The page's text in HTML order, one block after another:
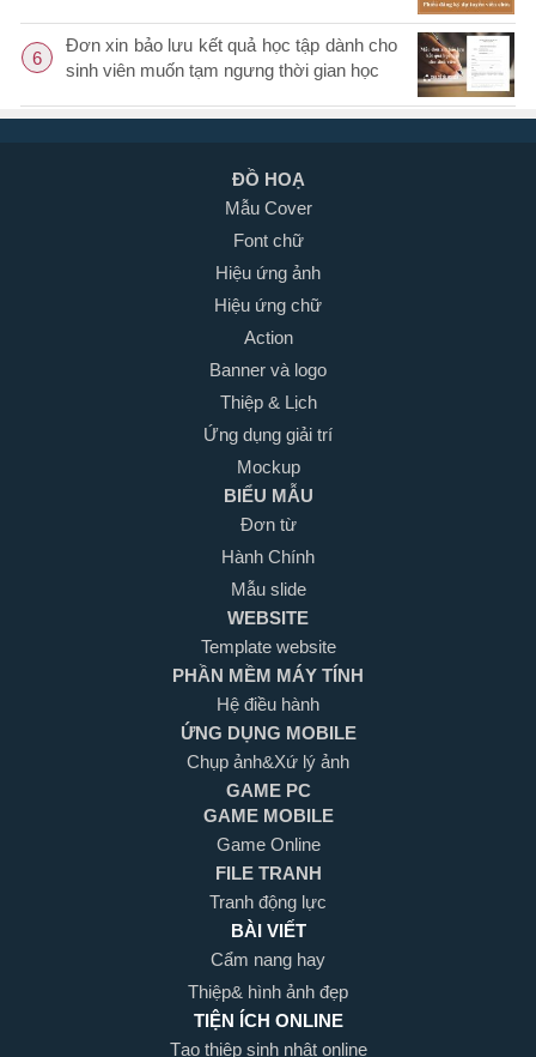
6
Đơn xin bảo lưu kết quả học tập dành cho
sinh viên muốn tạm ngưng thời gian học
ĐỒ HOẠ
Mẫu Cover
Font chữ
Hiệu ứng ảnh
Hiệu ứng chữ
Action
Banner và logo
Thiệp & Lịch
Ứng dụng giải trí
Mockup
BIỂU MẪU
Đơn từ
Hành Chính
Mẫu slide
WEBSITE
Template website
PHẦN MỀM MÁY TÍNH
Hệ điều hành
ỨNG DỤNG MOBILE
Chụp ảnh&Xứ lý ảnh
GAME PC
GAME MOBILE
Game Online
FILE TRANH
Tranh động lực
BÀI VIẾT
Cẩm nang hay
Thiệp& hình ảnh đẹp
TIỆN ÍCH ONLINE
Tạo thiệp sinh nhật online